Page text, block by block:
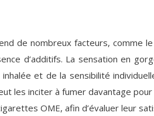
de nombreux facteurs, comme
d’additifs. La sensation en
et de la sensibilité
les inciter à fumer davantage
OME, afin d’évaluer leur